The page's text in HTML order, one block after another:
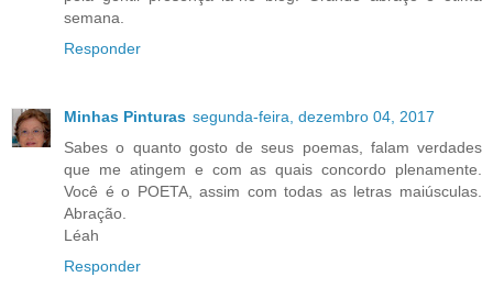
semana.
Responder
Minhas Pinturas segunda-feira, dezembro 04, 2017
Sabes o quanto gosto de seus poemas, falam verdades
que me atingem e com as quais concordo plenamente.
Você é o POETA, assim com todas as letras maiúsculas.
Abração.
Léah
Responder